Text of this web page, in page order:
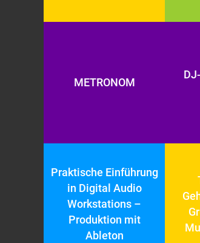
METRONOM
Praktische Einführung
in Digital Audio
Workstations –
Produktion mit
Ableton